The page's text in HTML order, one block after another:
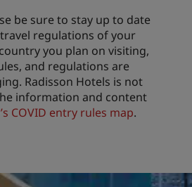
be sure to stay up to date
regulations of your
you plan on visiting,
and regulations are
Radisson Hotels is not
information and content
COVID entry rules map.